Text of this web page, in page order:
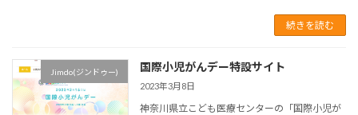
続きを読む
Jimdo(ジンドゥー) 国際小児がんデー特設サイト
2023年3月8日
神奈川県立こども医療センターの「国際小児が